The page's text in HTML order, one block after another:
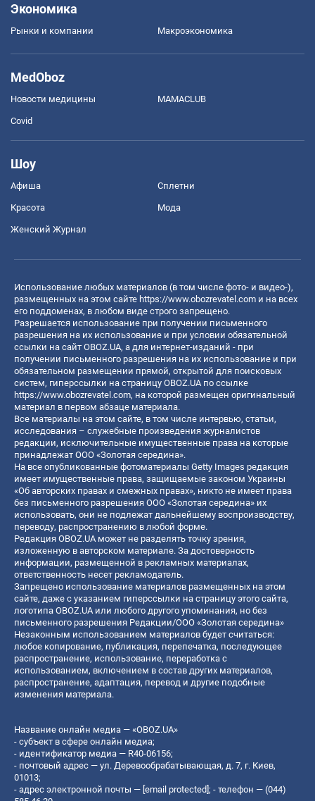
Экономика
Рынки и компании Mакроэкономика
MedOboz
Новости медицины MAMACLUB
Covid
Шоу
Афиша Сплетни
Красота Мода
Женский Журнал
Использование любых материалов (в том числе фото- и видео-),
размещенных на этом сайте https://www.obozrevatel.com и на всех
его поддоменах, в любом виде строго запрещено.
Разрешается использование при получении письменного
разрешения на их использование и при условии обязательной
ссылки на сайт OBOZ.UA, а для интернет-изданий - при
получении письменного разрешения на их использование и при
обязательном размещении прямой, открытой для поисковых
систем, гиперссылки на страницу OBOZ.UA по ссылке
https://www.obozrevatel.com, на которой размещен оригинальный
материал в первом абзаце материала.
Все материалы на этом сайте, в том числе интервью, статьи,
исследования – служебные произведения журналистов
редакции, исключительные имущественные права на которые
принадлежат ООО «Золотая середина».
На все опубликованные фотоматериалы Getty Images редакция
имеет имущественные права, защищаемые законом Украины
«Об авторских правах и смежных правах», никто не имеет права
без письменного разрешения ООО «Золотая середина» их
использовать, они не подлежат дальнейшему воспроизводству,
переводу, распространению в любой форме.
Редакция OBOZ.UA может не разделять точку зрения,
изложенную в авторском материале. За достоверность
информации, размещенной в рекламных материалах,
ответственность несет рекламодатель.
Запрещено использование материалов размещенных на этом
сайте, даже с указанием гиперссылки на страницу этого сайта,
логотипа OBOZ.UA или любого другого упоминания, но без
письменного разрешения Редакции/ООО «Золотая середина»
Незаконным использованием материалов будет считаться:
любое копирование, публикация, перепечатка, последующее
распространение, использование, переработка с
использованием, включением в состав других материалов,
распространение, адаптация, перевод и другие подобные
изменения материала.
Название онлайн медиа — «OBOZ.UA»
- субъект в сфере онлайн медиа;
- идентификатор медиа — R40-06156;
- почтовый адрес — ул. Деревообрабатывающая, д. 7, г. Киев,
01013;
- адрес электронной почты — [email protected]; - телефон — (044)